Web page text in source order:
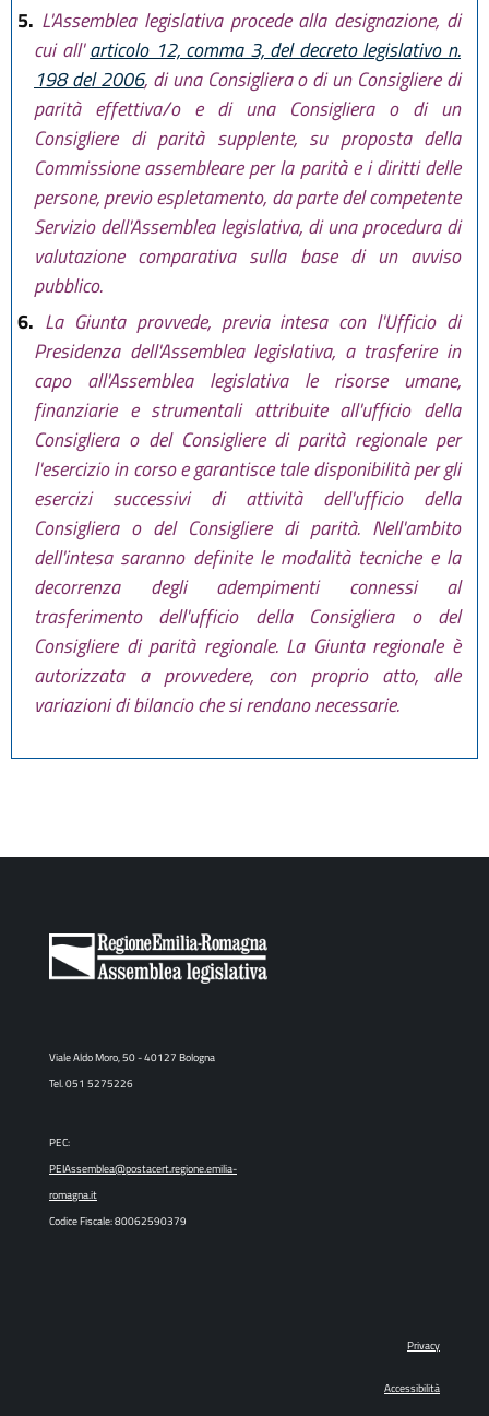
5. L'Assemblea legislativa procede alla designazione, di
cui all'articolo 12, comma 3, del decreto legislativo n.
198 del 2006, di una Consigliera o di un Consigliere di
parità effettiva/o e di una Consigliera o di un
Consigliere di parità supplente, su proposta della
Commissione assembleare per la parità e i diritti delle
persone, previo espletamento, da parte del competente
Servizio dell'Assemblea legislativa, di una procedura di
valutazione comparativa sulla base di un avviso
pubblico.
6. La Giunta provvede, previa intesa con l'Ufficio di
Presidenza dell'Assemblea legislativa, a trasferire in
capo all'Assemblea legislativa le risorse umane,
finanziarie e strumentali attribuite all'ufficio della
Consigliera o del Consigliere di parità regionale per
l'esercizio in corso e garantisce tale disponibilità per gli
esercizi successivi di attività dell'ufficio della
Consigliera o del Consigliere di parità. Nell'ambito
dell'intesa saranno definite le modalità tecniche e la
decorrenza degli adempimenti connessi al
trasferimento dell'ufficio della Consigliera o del
Consigliere di parità regionale. La Giunta regionale è
autorizzata a provvedere, con proprio atto, alle
variazioni di bilancio che si rendano necessarie.
Viale Aldo Moro, 50 - 40127 Bologna
Tel. 051 5275226
PEC:
PEIAssemblea@postacert.regione.emilia-
romagna.it
Codice Fiscale: 80062590379
Privacy
Accessibilità